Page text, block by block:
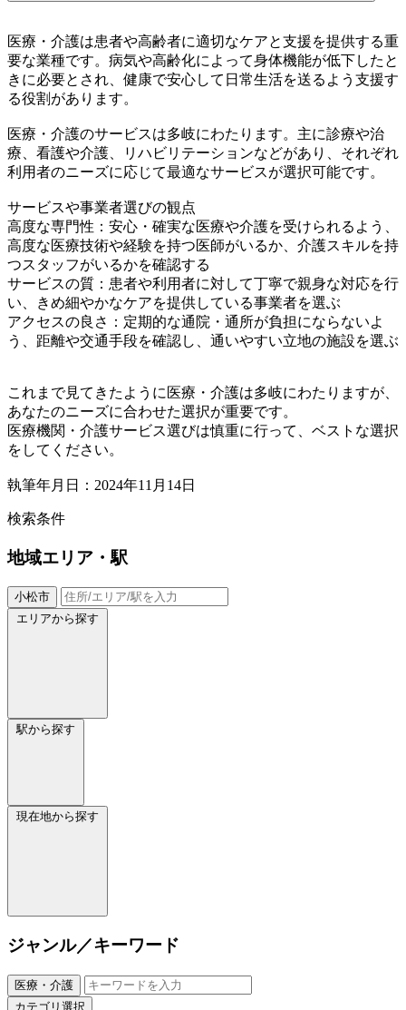
医療・介護は患者や高齢者に適切なケアと支援を提供する重
要な業種です。病気や高齢化によって身体機能が低下したと
きに必要とされ、健康で安心して日常生活を送るよう支援す
る役割があります。
医療・介護のサービスは多岐にわたります。主に診療や治
療、看護や介護、リハビリテーションなどがあり、それぞれ
利用者のニーズに応じて最適なサービスが選択可能です。
サービスや事業者選びの観点
高度な専門性：安心・確実な医療や介護を受けられるよう、
高度な医療技術や経験を持つ医師がいるか、介護スキルを持
つスタッフがいるかを確認する
サービスの質：患者や利用者に対して丁寧で親身な対応を行
い、きめ細やかなケアを提供している事業者を選ぶ
アクセスの良さ：定期的な通院・通所が負担にならないよ
う、距離や交通手段を確認し、通いやすい立地の施設を選ぶ
これまで見てきたように医療・介護は多岐にわたりますが、
あなたのニーズに合わせた選択が重要です。
医療機関・介護サービス選びは慎重に行って、ベストな選択
をしてください。
執筆年月日：2024年11月14日
検索条件
地域エリア・駅
小松市
エリアから探す
駅から探す
現在地から探す
ジャンル／キーワード
医療・介護
カテゴリ選択